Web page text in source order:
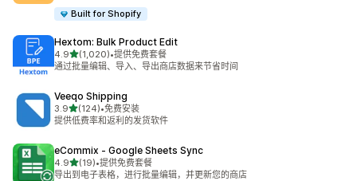
Built for Shopify
Hextom: Bulk Product Edit
4.9星（满分 5 星）
(1,020)
总共 1020 条评论
•提供免费套餐
通过批量编辑、导入、导出商店数据来节省时间
Veeqo Shipping
3.9星（满分 5 星）
(124)
总共 124 条评论
•免费安装
提供低费率和返利的发货软件
eCommix ‑ Google Sheets Sync
4.9星（满分 5 星）
(19)
总共 19 条评论
•提供免费套餐
导出到电子表格，进行批量编辑，并更新您的商店